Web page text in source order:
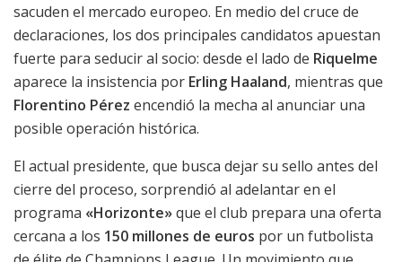
sacuden el mercado europeo. En medio del cruce de
declaraciones, los dos principales candidatos apuestan
fuerte para seducir al socio: desde el lado de Riquelme
aparece la insistencia por Erling Haaland, mientras que
Florentino Pérez encendió la mecha al anunciar una
posible operación histórica.
El actual presidente, que busca dejar su sello antes del
cierre del proceso, sorprendió al adelantar en el
programa «Horizonte»que el club prepara una oferta
cercana a los 150 millones de euros por un futbolista